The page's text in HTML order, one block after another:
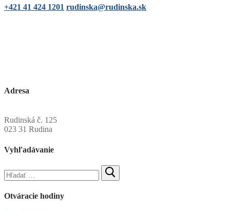
+421 41 424 1201 rudinska@rudinska.sk
Adresa
Rudinská č. 125
023 31 Rudina
Vyhľadávanie
Hľadať:
Otváracie hodiny